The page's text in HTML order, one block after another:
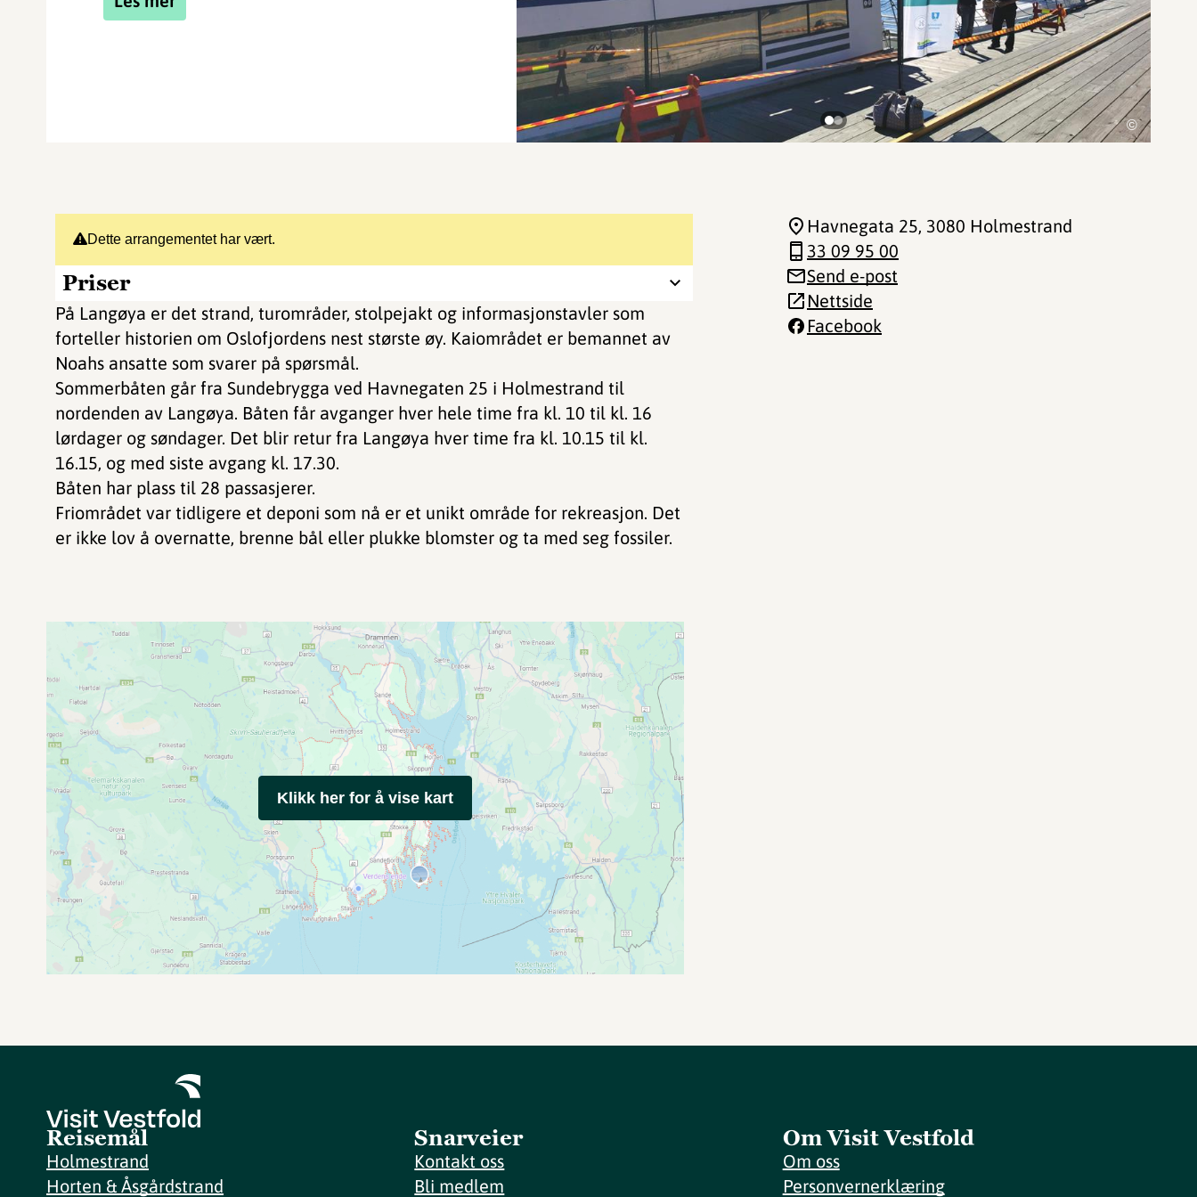
©
Dette arrangementet har vært.
Priser
På Langøya er det strand, turområder, stolpejakt og informasjonstavler som
forteller historien om Oslofjordens nest største øy. Kaiområdet er bemannet av
Noahs ansatte som svarer på spørsmål.
Sommerbåten går fra Sundebrygga ved Havnegaten 25 i Holmestrand til
nordenden av Langøya. Båten får avganger hver hele time fra kl. 10 til kl. 16
lørdager og søndager. Det blir retur fra Langøya hver time fra kl. 10.15 til kl.
16.15, og med siste avgang kl. 17.30.
Båten har plass til 28 passasjerer.
Friområdet var tidligere et deponi som nå er et unikt område for rekreasjon. Det
er ikke lov å overnatte, brenne bål eller plukke blomster og ta med seg fossiler.
Havnegata 25, 3080 Holmestrand
33 09 95 00
Send e-post
Nettside
Facebook
Klikk her for å vise kart
Reisemål
Holmestrand
Horten & Åsgårdstrand
Snarveier
Kontakt oss
Bli medlem
Om Visit Vestfold
Om oss
Personvernerklæring